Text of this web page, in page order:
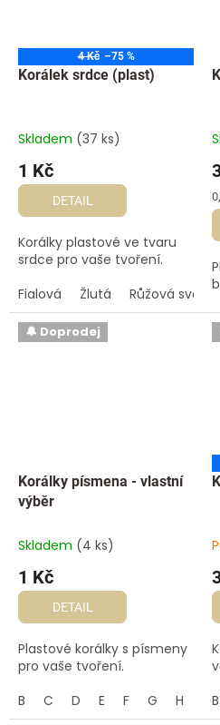
4 Kč –75 %
Korálek srdce (plast)
Skladem (37 ks)
1 Kč
DETAIL
Korálky plastové ve tvaru
srdce pro vaše tvoření.
Fialová
Žlutá Růžová světlá
🔔 Doprodej
Korálky písmena - vlastní
výběr
Skladem (4 ks)
1 Kč
DETAIL
Plastové korálky s písmeny
pro vaše tvoření.
B
C D E F G H